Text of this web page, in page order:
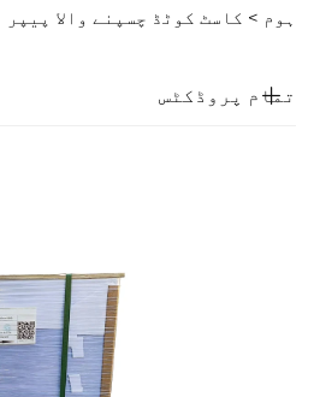
ہوم > کاسٹ کوٹڈ چسپنے والا پیپر
تمام پروڈکٹس